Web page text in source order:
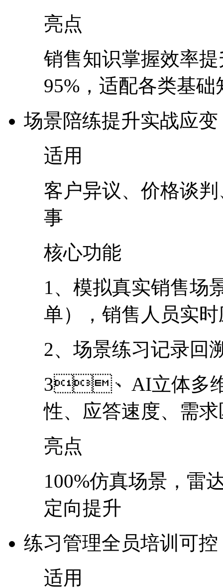
亮点
销售知识掌握效率
95%，适配各类基
场景陪练提升实战应变
适用
客户异议、价格谈判
事
核心功能
1、模拟真实销售场景
单），销售人员实
2、场景练习记录回
3、AI立体多维
性、应答速度、需
亮点
100%仿真场景，雷
定向提升
练习管理全员培训可控
适用